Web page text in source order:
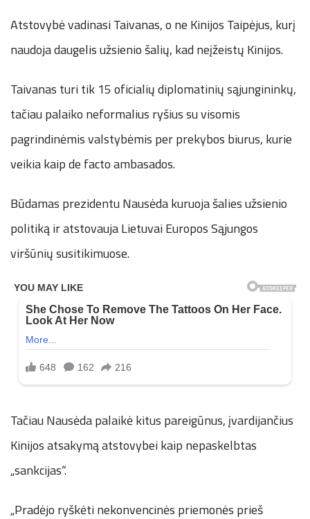
Atstovybė vadinasi Taivanas, o ne Kinijos Taipėjus, kurį
naudoja daugelis užsienio šalių, kad neįžeistų Kinijos.
Taivanas turi tik 15 oficialių diplomatinių sąjungininkų,
tačiau palaiko neformalius ryšius su visomis
pagrindinėmis valstybėmis per prekybos biurus, kurie
veikia kaip de facto ambasados.
Būdamas prezidentu Nausėda kuruoja šalies užsienio
politiką ir atstovauja Lietuvai Europos Sąjungos
viršūnių susitikimuose.
Tačiau Nausėda palaikė kitus pareigūnus, įvardijančius
Kinijos atsakymą atstovybei kaip nepaskelbtas
„sankcijas“.
„Pradėjo ryškėti nekonvencinės priemonės prieš